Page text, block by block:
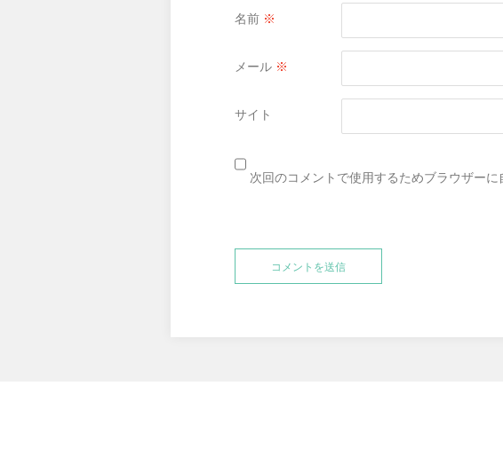
名前 ※
メール ※
サイト
次回のコメントで使用するためブラウザー